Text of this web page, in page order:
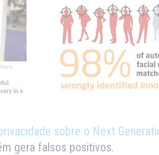
sobre o Next
gera falsos positivos.